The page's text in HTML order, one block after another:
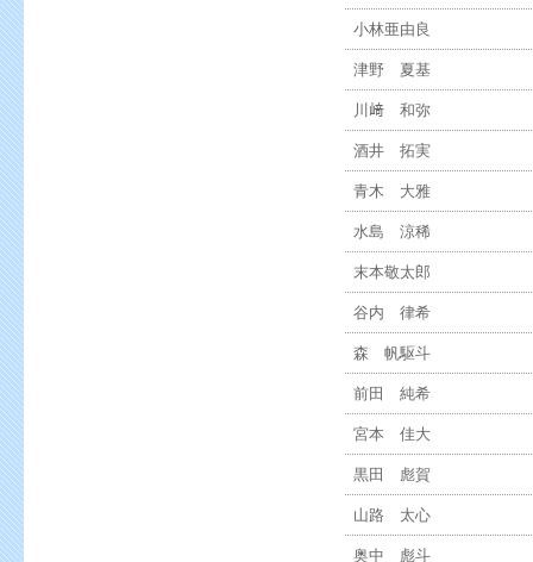
小林亜由良
津野 夏基
川﨑 和弥
酒井 拓実
青木 大雅
水島 涼稀
末本敬太郎
谷内 律希
森 帆駆斗
前田 純希
宮本 佳大
黒田 彪賀
山路 太心
奥中 彪斗